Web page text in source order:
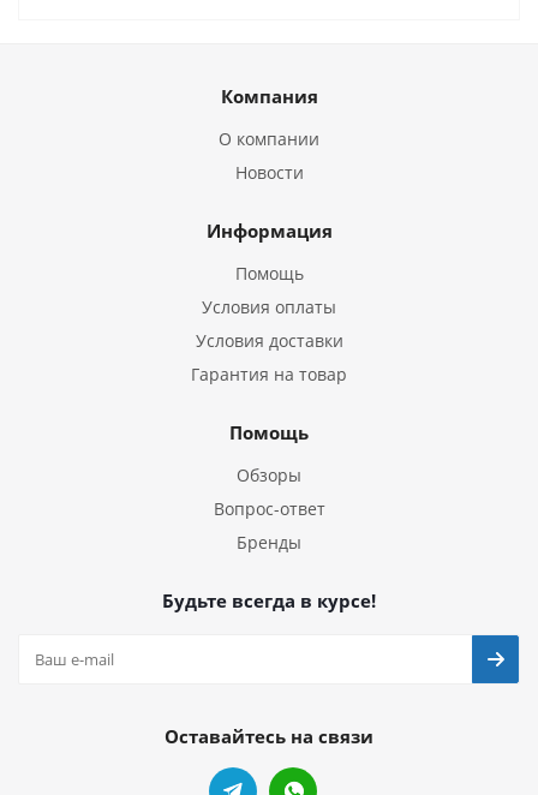
Компания
О компании
Новости
Информация
Помощь
Условия оплаты
Условия доставки
Гарантия на товар
Помощь
Обзоры
Вопрос-ответ
Бренды
Будьте всегда в курсе!
Оставайтесь на связи